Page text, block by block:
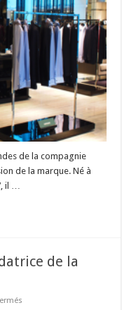
le
nouveau
concept
pour
vos
costumes
luxe
de la compagnie
de la marque. Né à
il …
de la